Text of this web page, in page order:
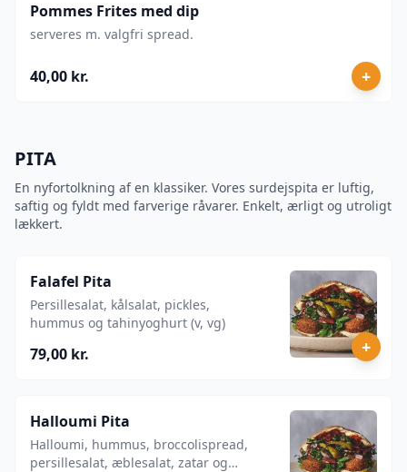
Pommes Frites med dip
serveres m. valgfri spread.
40,00 kr. +
PITA
En nyfortolkning af en klassiker. Vores surdejspita er luftig,
saftig og fyldt med farverige råvarer. Enkelt, ærligt og utroligt
lækkert.
Falafel Pita
Persillesalat, kålsalat, pickles,
hummus og tahinyoghurt (v, vg)
79,00 kr. +
Halloumi Pita
Halloumi, hummus, broccolispread,
persillesalat, æblesalat, zatar og